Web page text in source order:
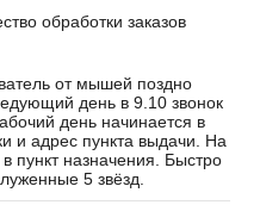
обработки заказов
от мышей поздно
день в 9.10 звонок
день начинается в
и адрес пункта выдачи. На
пункт назначения. Быстро
5 звёзд.